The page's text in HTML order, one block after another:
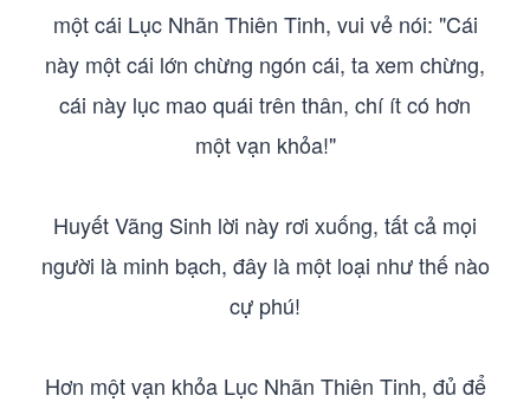
một cái Lục Nhãn Thiên Tinh, vui vẻ nói: "Cái
này một cái lớn chừng ngón cái, ta xem chừng,
cái này lục mao quái trên thân, chí ít có hơn
một vạn khỏa!"
Huyết Vãng Sinh lời này rơi xuống, tất cả mọi
người là minh bạch, đây là một loại như thế nào
cự phú!
Hơn một vạn khỏa Lục Nhãn Thiên Tinh, đủ để